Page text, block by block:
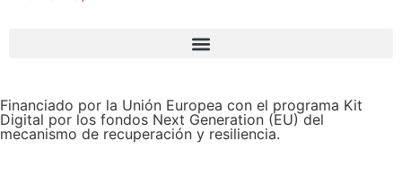
Financiado por la Unión Europea con el programa Kit
Digital por los fondos Next Generation (EU) del
mecanismo de recuperación y resiliencia.